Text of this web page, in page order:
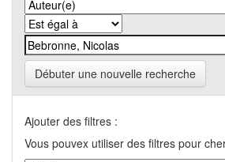
Débuter une nouvelle recherche
Ajouter des filtres :
Vous pouvex utiliser des filtres pour